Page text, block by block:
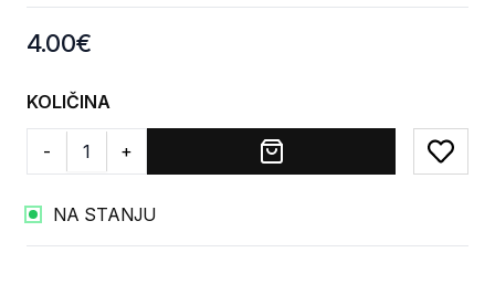
Product information
4.00€
KOLIČINA
- +
Add
NA STANJU